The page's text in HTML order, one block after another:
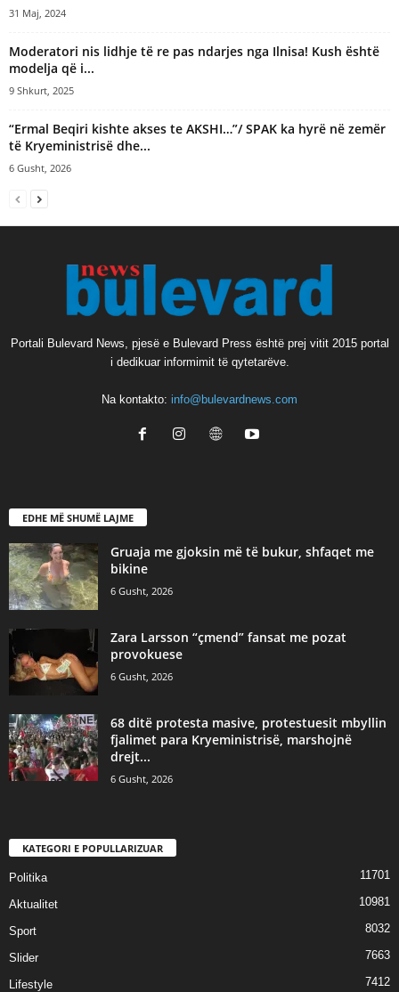
31 Maj, 2024
Moderatori nis lidhje të re pas ndarjes nga Ilnisa! Kush është
modelja që i...
9 Shkurt, 2025
“Ermal Beqiri kishte akses te AKSHI…”/ SPAK ka hyrë në zemër
të Kryeministrisë dhe...
6 Gusht, 2026
Portali Bulevard News, pjesë e Bulevard Press është prej vitit 2015 portal
i dedikuar informimit të qytetarëve.
Na kontakto: info@bulevardnews.com
EDHE MË SHUMË LAJME
Gruaja me gjoksin më të bukur, shfaqet me
bikine
6 Gusht, 2026
Zara Larsson “çmend” fansat me pozat
provokuese
6 Gusht, 2026
68 ditë protesta masive, protestuesit mbyllin
fjalimet para Kryeministrisë, marshojnë
drejt...
6 Gusht, 2026
KATEGORI E POPULLARIZUAR
Politika 11701
Aktualitet 10981
Sport 8032
Slider 7663
Lifestyle 7412